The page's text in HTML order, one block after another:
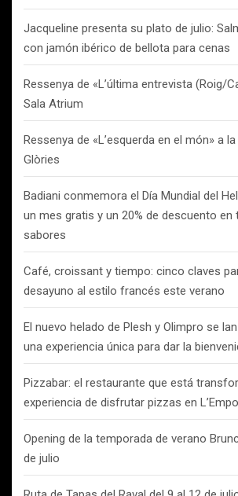
Jacqueline presenta su plato de julio:
con jamón ibérico de bellota para cenas
Ressenya de «L’última entrevista (Roig/
Sala Atrium
Ressenya de «L’esquerda en el món» a
Glòries
Badiani conmemora el Día Mundial del
un mes gratis y un 20% de descuento en
sabores
Café, croissant y tiempo: cinco claves
desayuno al estilo francés este verano
El nuevo helado de Plesh y Olimpro se
una experiencia única para dar la
Pizzabar: el restaurante que está
experiencia de disfrutar pizzas en
Opening de la temporada de verano
de julio